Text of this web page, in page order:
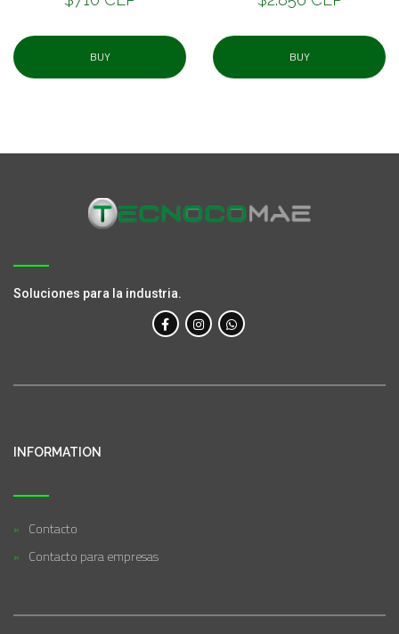
BUY BUY
Soluciones para la industria.
INFORMATION
Contacto
Contacto para empresas